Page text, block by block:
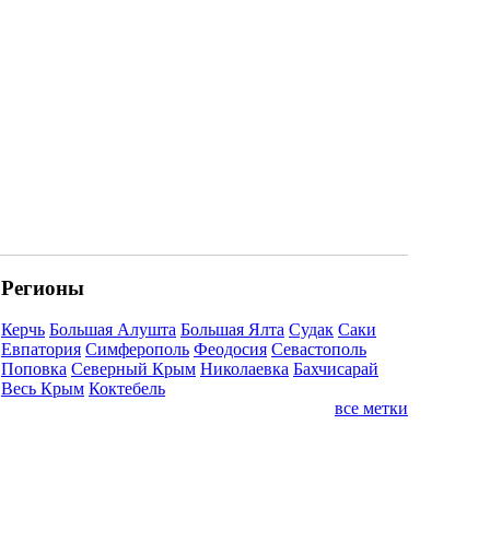
Регионы
Керчь Большая Алушта Большая Ялта Судак Саки
Евпатория Симферополь Феодосия Севастополь
Поповка Северный Крым Николаевка Бахчисарай
Весь Крым Коктебель
все метки